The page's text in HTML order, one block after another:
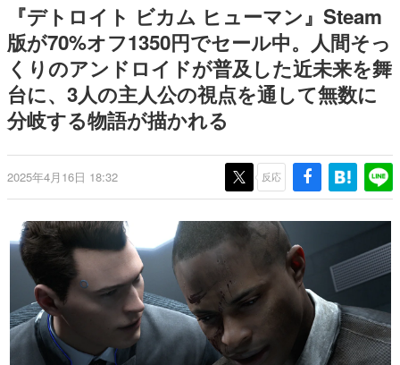
きます。
赫本
この物語を解いてはいけない。『赫本』は、〈試験問題〉
の形をした短編ホラー小説集です。
新世代に訊く
これからのデジタルゲーム市場を担う若きクリエイター達
ゲーム世代の作家たち
ゲームに多大な影響を受けた作家さんに取材し、ゲームが
画です。
日本モバイルゲーム産業史
日本のモバイルゲーム史における主要なトピック・タイト
ルを網羅するほか、開発者へのインタビューや識者による
解説を掲載。約20年の歴史が一望できる決定版！
若ゲのいたり〜ゲームクリエイターの青春〜
『うつヌケ』『ペンと箸』等で知られるマンガ家・田中圭
一先生によるゲーム業界レポートマンガです。
『デトロイト ビカム ヒューマン』Steam
版が70%オフ1350円でセール中。人間そっ
くりのアンドロイドが普及した近未来を舞
台に、3人の主人公の視点を通して無数に
分岐する物語が描かれる
2025年4月16日 18:32 反応